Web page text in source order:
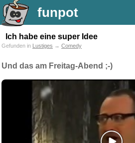
funpot
Ich habe eine super Idee
Gefunden in Lustiges → Comedy
Und das am Freitag-Abend ;-)